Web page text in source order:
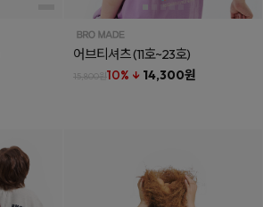
어브티셔츠(11호~23호)
15,800원10% ↓ 14,300원